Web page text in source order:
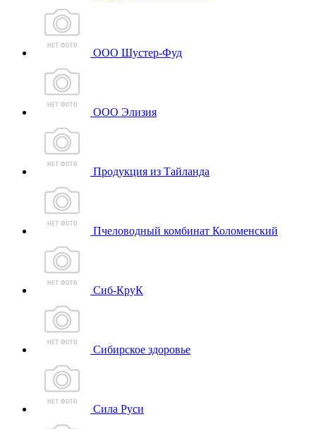
ООО Шустер-Фуд
ООО Элизия
Продукция из Тайланда
Пчеловодный комбинат Коломенский
Сиб-КруК
Сибирское здоровье
Сила Руси